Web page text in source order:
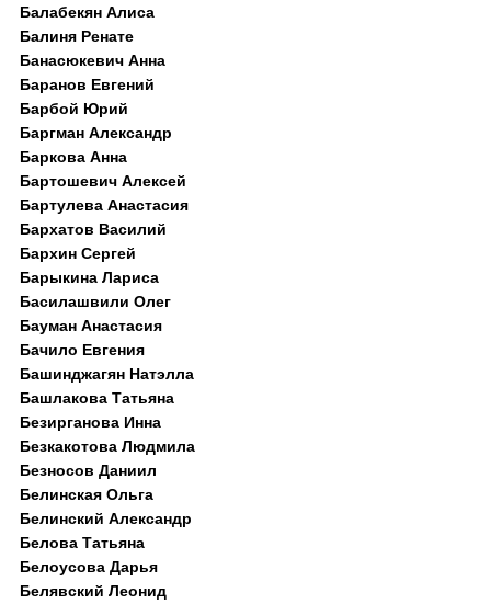
Балабекян Алиса
Балиня Ренате
Банасюкевич Анна
Баранов Евгений
Барбой Юрий
Баргман Александр
Баркова Анна
Бартошевич Алексей
Бартулева Анастасия
Бархатов Василий
Бархин Сергей
Барыкина Лариса
Басилашвили Олег
Бауман Анастасия
Бачило Евгения
Башинджагян Натэлла
Башлакова Татьяна
Безирганова Инна
Безкакотова Людмила
Безносов Даниил
Белинская Ольга
Белинский Александр
Белова Татьяна
Белоусова Дарья
Белявский Леонид